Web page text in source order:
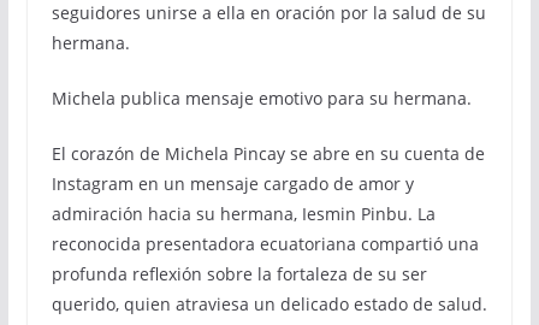
seguidores unirse a ella en oración por la salud de su
hermana.
Michela publica mensaje emotivo para su hermana.
El corazón de Michela Pincay se abre en su cuenta de
Instagram en un mensaje cargado de amor y
admiración hacia su hermana, Iesmin Pinbu. La
reconocida presentadora ecuatoriana compartió una
profunda reflexión sobre la fortaleza de su ser
querido, quien atraviesa un delicado estado de salud.